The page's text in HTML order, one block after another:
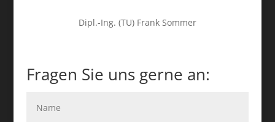
Dipl.-Ing. (TU) Frank Sommer
Fragen Sie uns gerne an: